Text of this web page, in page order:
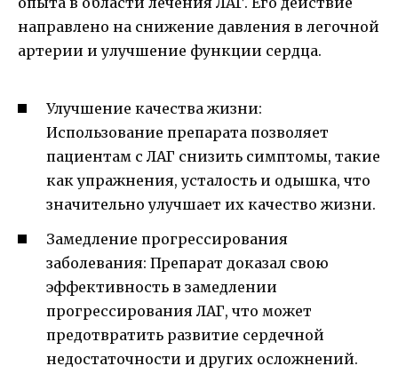
направлено на снижение давления в легочной
артерии и улучшение функции сердца.
Улучшение качества жизни:
Использование препарата позволяет
пациентам с ЛАГ снизить симптомы, такие
как упражнения, усталость и одышка, что
значительно улучшает их качество жизни.
Замедление прогрессирования
заболевания: Препарат доказал свою
эффективность в замедлении
прогрессирования ЛАГ, что может
предотвратить развитие сердечной
недостаточности и других осложнений.